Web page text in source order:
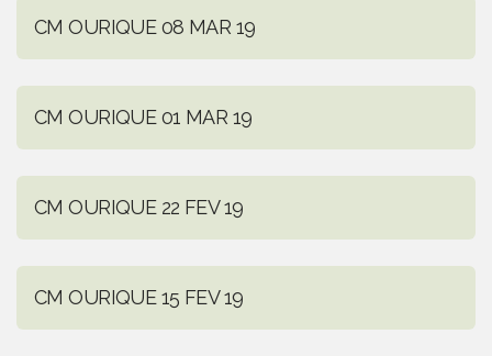
CM OURIQUE 08 MAR 19
CM OURIQUE 01 MAR 19
CM OURIQUE 22 FEV 19
CM OURIQUE 15 FEV 19